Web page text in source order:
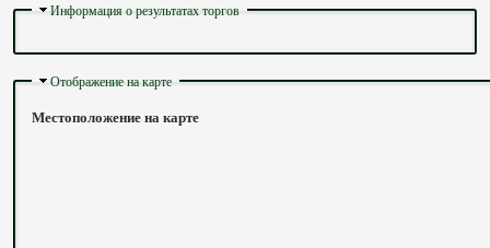
Скрыть
Информация о результатах торгов
Скрыть
Отображение на карте
Местоположение на карте